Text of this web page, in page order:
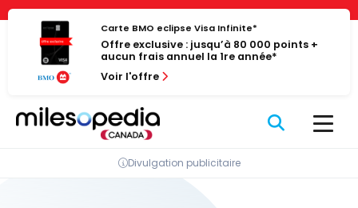
Panneau de gestion des cookies
Passer
contenu
Carte BMO eclipse Visa Infinite*
Offre exclusive : jusqu’à 80 000 points +
aucun frais annuel la 1re année*
Voir l'offre
Divulgation publicitaire